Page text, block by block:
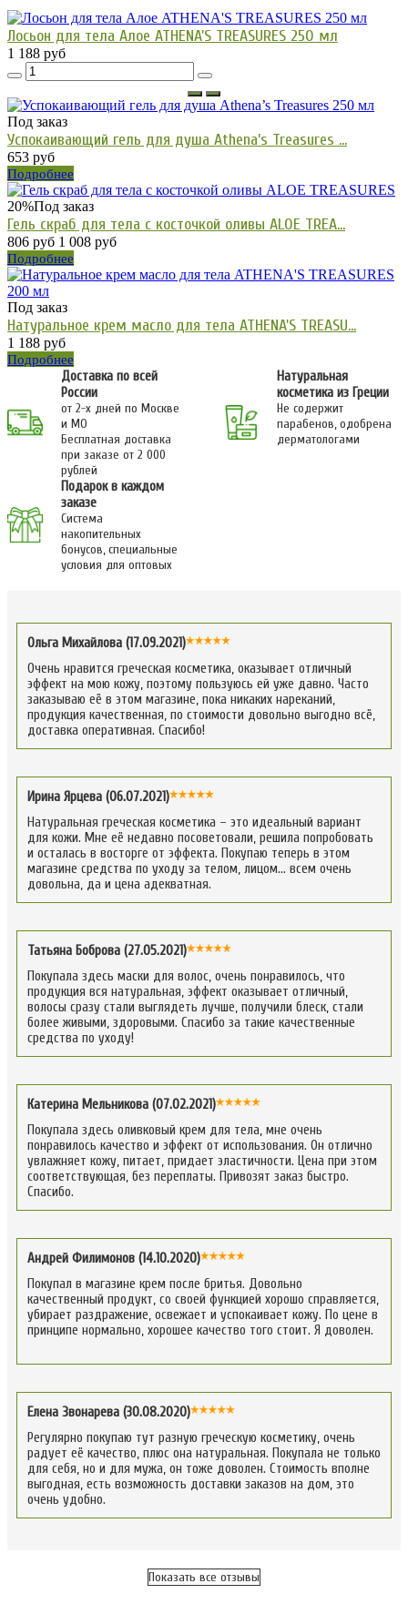
Лосьон для тела Алое ATHENA'S TREASURES 250 мл
1 188 руб
Под заказ
Успокаивающий гель для душа Athena’s Treasures ...
653 руб
Подробнее
20%Под заказ
Гель скраб для тела с косточкой оливы ALOE TREA...
806 руб 1 008 руб
Подробнее
Под заказ
Натуральное крем масло для тела ATHENA'S TREASU...
1 188 руб
Подробнее
Доставка по всей
России
от 2-х дней по Москве
и МО
Бесплатная доставка
при заказе от 2 000
рублей
Натуральная
косметика из Греции
Не содержит
парабенов, одобрена
дерматологами
Подарок в каждом
заказе
Система
накопительных
бонусов, специальные
условия для оптовых
Ольга Михайлова (17.09.2021)
Очень нравится греческая косметика, оказывает отличный
эффект на мою кожу, поэтому пользуюсь ей уже давно. Часто
заказываю её в этом магазине, пока никаких нареканий,
продукция качественная, по стоимости довольно выгодно всё,
доставка оперативная. Спасибо!
Ирина Ярцева (06.07.2021)
Натуральная греческая косметика – это идеальный вариант
для кожи. Мне её недавно посоветовали, решила попробовать
и осталась в восторге от эффекта. Покупаю теперь в этом
магазине средства по уходу за телом, лицом… всем очень
довольна, да и цена адекватная.
Татьяна Боброва (27.05.2021)
Покупала здесь маски для волос, очень понравилось, что
продукция вся натуральная, эффект оказывает отличный,
волосы сразу стали выглядеть лучше, получили блеск, стали
более живыми, здоровыми. Спасибо за такие качественные
средства по уходу!
Катерина Мельникова (07.02.2021)
Покупала здесь оливковый крем для тела, мне очень
понравилось качество и эффект от использования. Он отлично
увлажняет кожу, питает, придает эластичности. Цена при этом
соответствующая, без переплаты. Привозят заказ быстро.
Спасибо.
Андрей Филимонов (14.10.2020)
Покупал в магазине крем после бритья. Довольно
качественный продукт, со своей функцией хорошо справляется,
убирает раздражение, освежает и успокаивает кожу. По цене в
принципе нормально, хорошее качество того стоит. Я доволен.
Елена Звонарева (30.08.2020)
Регулярно покупаю тут разную греческую косметику, очень
радует её качество, плюс она натуральная. Покупала не только
для себя, но и для мужа, он тоже доволен. Стоимость вполне
выгодная, есть возможность доставки заказов на дом, это
очень удобно.
Показать все отзывы